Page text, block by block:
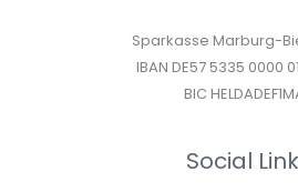
Sparkasse Marburg-
IBAN DE57 5335 0000
BIC
Social